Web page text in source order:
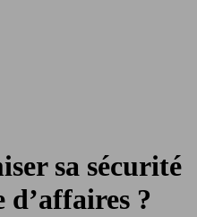
sa sécurité
d’affaires ?